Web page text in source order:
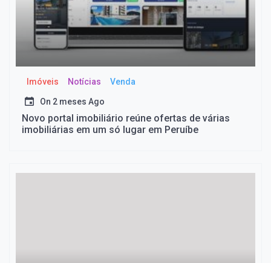
Imóveis Notícias Venda
On 2 meses Ago
Novo portal imobiliário reúne ofertas de várias
imobiliárias em um só lugar em Peruíbe